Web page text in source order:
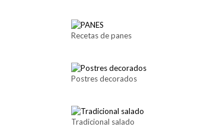
Recetas de panes
Postres decorados
Tradicional salado